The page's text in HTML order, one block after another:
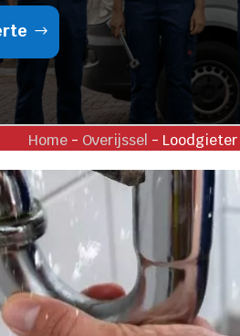
Home - Overijssel -